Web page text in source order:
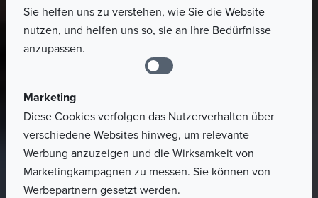
Sie helfen uns zu verstehen, wie Sie die Website
nutzen, und helfen uns so, sie an Ihre Bedürfnisse
anzupassen.
Marketing
Diese Cookies verfolgen das Nutzerverhalten über
verschiedene Websites hinweg, um relevante
Werbung anzuzeigen und die Wirksamkeit von
Marketingkampagnen zu messen. Sie können von
Werbepartnern gesetzt werden.